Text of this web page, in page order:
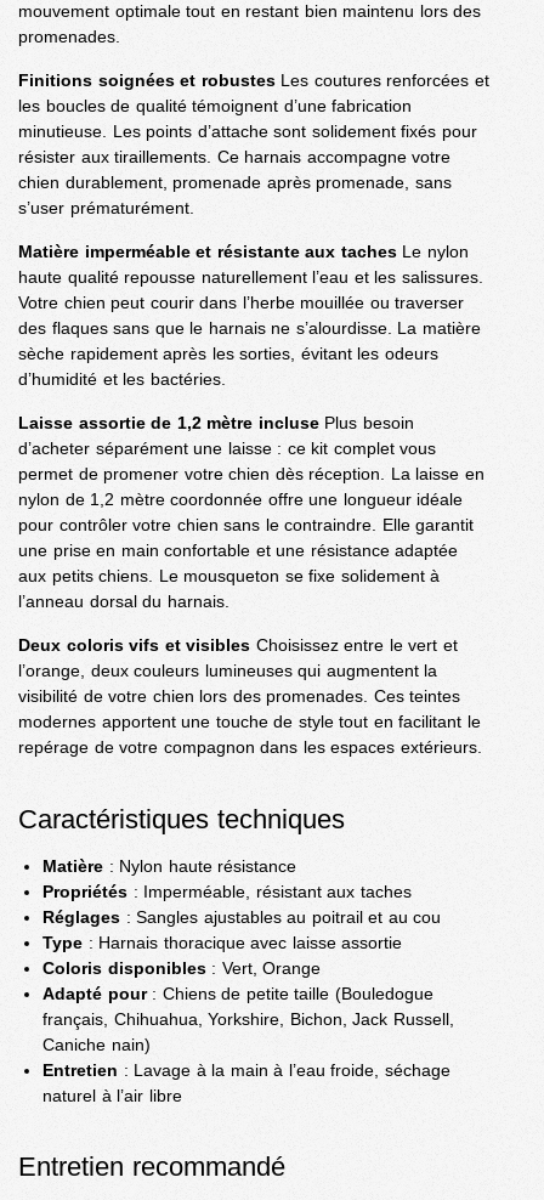
mouvement optimale tout en restant bien maintenu lors des
promenades.
Finitions soignées et robustesLes coutures renforcées et
les boucles de qualité témoignent d’une fabrication
minutieuse. Les points d’attache sont solidement fixés pour
résister aux tiraillements. Ce harnais accompagne votre
chien durablement, promenade après promenade, sans
s’user prématurément.
Matière imperméable et résistante aux tachesLe nylon
haute qualité repousse naturellement l’eau et les salissures.
Votre chien peut courir dans l’herbe mouillée ou traverser
des flaques sans que le harnais ne s’alourdisse. La matière
sèche rapidement après les sorties, évitant les odeurs
d’humidité et les bactéries.
Laisse assortie de 1,2 mètre inclusePlus besoin
d’acheter séparément une laisse : ce kit complet vous
permet de promener votre chien dès réception. La laisse en
nylon de 1,2 mètre coordonnée offre une longueur idéale
pour contrôler votre chien sans le contraindre. Elle garantit
une prise en main confortable et une résistance adaptée
aux petits chiens. Le mousqueton se fixe solidement à
l’anneau dorsal du harnais.
Deux coloris vifs et visibles Choisissez entre le vert et
l’orange, deux couleurs lumineuses qui augmentent la
visibilité de votre chien lors des promenades. Ces teintes
modernes apportent une touche de style tout en facilitant le
repérage de votre compagnon dans les espaces extérieurs.
Caractéristiques techniques
Matière : Nylon haute résistance
Propriétés : Imperméable, résistant aux taches
Réglages : Sangles ajustables au poitrail et au cou
Type : Harnais thoracique avec laisse assortie
Coloris disponibles: Vert, Orange
Adapté pour: Chiens de petite taille (Bouledogue
français, Chihuahua, Yorkshire, Bichon, Jack Russell,
Caniche nain)
Entretien : Lavage à la main à l’eau froide, séchage
naturel à l’air libre
Entretien recommandé